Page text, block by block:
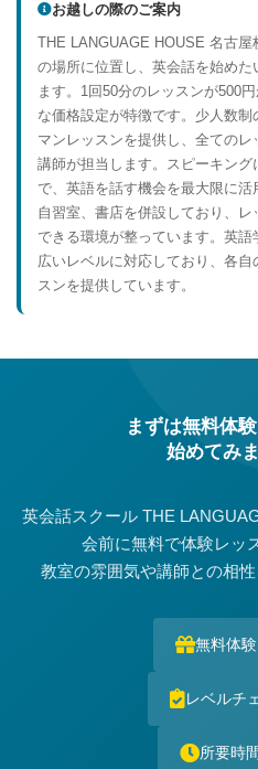
お越しの際のご案内
THE LANGUAGE HOUSE 名古
の場所に位置し、英会話を始め
ます。1回50分のレッスンが500
な価格設定が特徴です。少人数
マンレッスンを提供し、全ての
講師が担当します。スピーキン
で、英語を話す機会を最大限に
自習室、書店を併設しており、
できる環境が整っています。英
広いレベルに対応しており、各
スンを提供しています。
まずは無料体
始めてみ
英会話スクール THE
会前に無料で体験レッ
教室の雰囲気や講師との相
無料体
レベルチ
所要時